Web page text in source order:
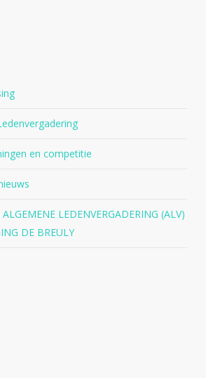
en competitie
LEDENVERGADERING (ALV)
DE BREULY